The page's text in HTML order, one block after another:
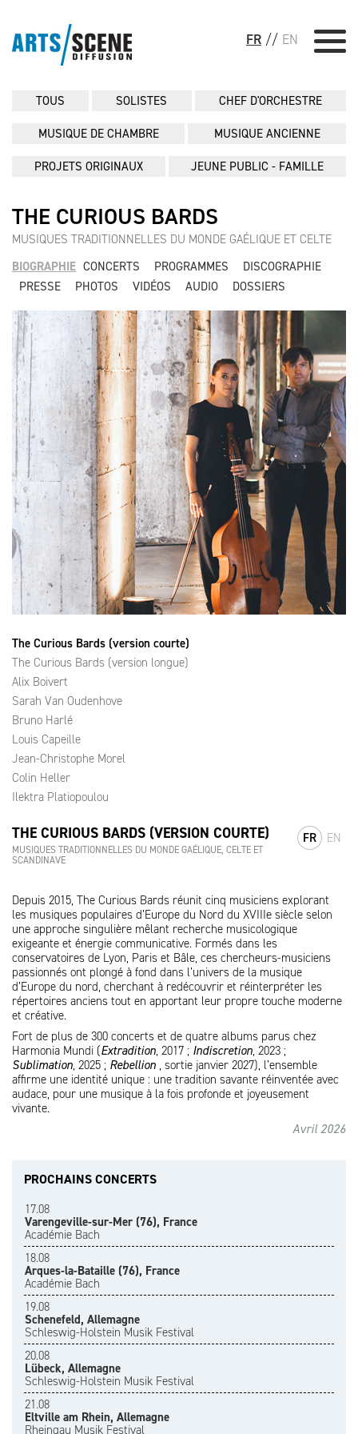
FR // EN
TOUS SOLISTES CHEF D'ORCHESTRE
MUSIQUE DE CHAMBRE MUSIQUE ANCIENNE
PROJETS ORIGINAUX JEUNE PUBLIC - FAMILLE
THE CURIOUS BARDS
MUSIQUES TRADITIONNELLES DU MONDE GAÉLIQUE ET CELTE
BIOGRAPHIE CONCERTS PROGRAMMES
DISCOGRAPHIE
PRESSE
PHOTOS VIDÉOS AUDIO DOSSIERS
The Curious Bards (version courte)
The Curious Bards (version longue)
Alix Boivert
Sarah Van Oudenhove
Bruno Harlé
Louis Capeille
Jean-Christophe Morel
Colin Heller
Ilektra Platiopoulou
FR EN
THE CURIOUS BARDS (VERSION COURTE)
MUSIQUES TRADITIONNELLES DU MONDE GAÉLIQUE, CELTE ET
SCANDINAVE
Depuis 2015, The Curious Bards réunit cinq musiciens explorant
les musiques populaires d’Europe du Nord du XVIIIe siècle selon
une approche singulière mêlant recherche musicologique
exigeante et énergie communicative. Formés dans les
conservatoires de Lyon, Paris et Bâle, ces chercheurs-musiciens
passionnés ont plongé à fond dans l’univers de la musique
d’Europe du nord, cherchant à redécouvrir et réinterpréter les
répertoires anciens tout en apportant leur propre touche moderne
et créative.
Fort de plus de 300 concerts et de quatre albums parus chez
Harmonia Mundi (Extradition, 2017 ; Indiscretion, 2023 ;
Sublimation, 2025 ; Rebellion , sortie janvier 2027), l’ensemble
affirme une identité unique : une tradition savante réinventée avec
audace, pour une musique à la fois profonde et joyeusement
vivante.
Avril 2026
PROCHAINS CONCERTS
17.08
Varengeville-sur-Mer (76), France
Académie Bach
18.08
Arques-la-Bataille (76), France
Académie Bach
19.08
Schenefeld, Allemagne
Schleswig-Holstein Musik Festival
20.08
Lübeck, Allemagne
Schleswig-Holstein Musik Festival
21.08
Eltville am Rhein, Allemagne
Rheingau Musik Festival